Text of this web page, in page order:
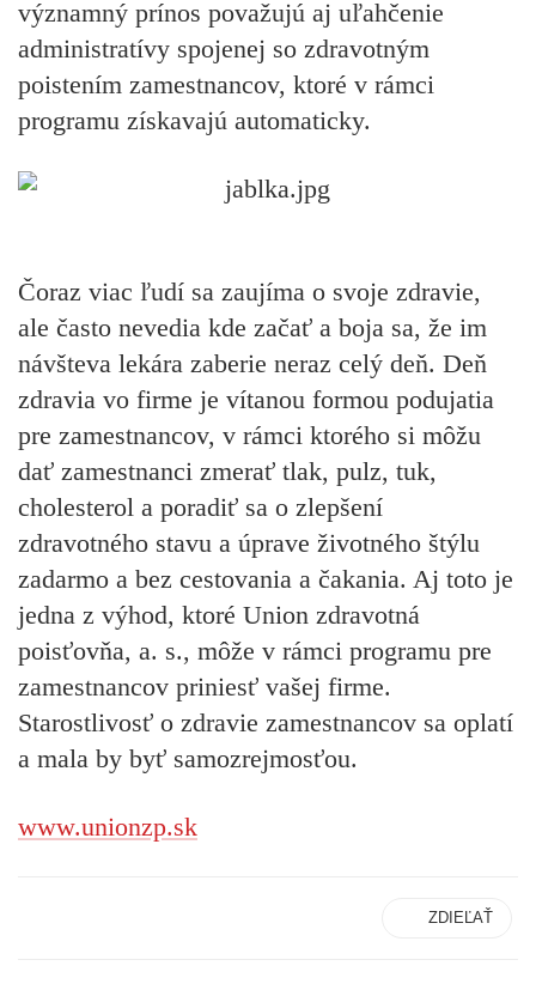
významný prínos považujú aj uľahčenie
administratívy spojenej so zdravotným
poistením zamestnancov, ktoré v rámci
programu získavajú automaticky.
Čoraz viac ľudí sa zaujíma o svoje zdravie,
ale často nevedia kde začať a boja sa, že im
návšteva lekára zaberie neraz celý deň. Deň
zdravia vo firme je vítanou formou podujatia
pre zamestnancov, v rámci ktorého si môžu
dať zamestnanci zmerať tlak, pulz, tuk,
cholesterol a poradiť sa o zlepšení
zdravotného stavu a úprave životného štýlu
zadarmo a bez cestovania a čakania. Aj toto je
jedna z výhod, ktoré Union zdravotná
poisťovňa, a. s., môže v rámci programu pre
zamestnancov priniesť vašej firme.
Starostlivosť o zdravie zamestnancov sa oplatí
a mala by byť samozrejmosťou.
www.unionzp.sk
ZDIEĽAŤ